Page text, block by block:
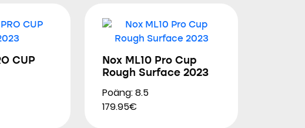
CUP
Nox ML10 Pro Cup
Rough Surface 2023
Poäng: 8.5
179.95€